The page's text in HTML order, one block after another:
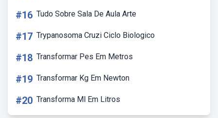
#16 Tudo Sobre Sala De Aula Arte
#17 Trypanosoma Cruzi Ciclo Biologico
#18 Transformar Pes Em Metros
#19 Transformar Kg Em Newton
#20 Transforma Ml Em Litros